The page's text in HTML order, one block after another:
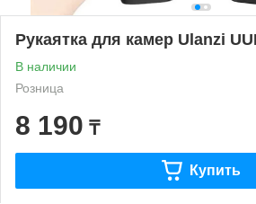
Рукаятка для камер Ulanzi
В наличии
Розница
8 190 ₸
Купить